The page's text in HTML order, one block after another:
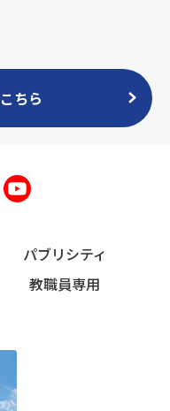
ちら
パブリシティ
教職員専用